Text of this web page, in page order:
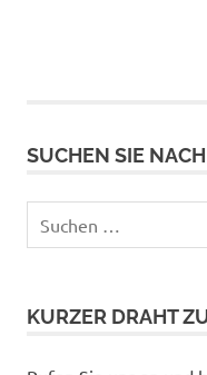
SUCHEN SIE
nach:
KURZER DRAHT